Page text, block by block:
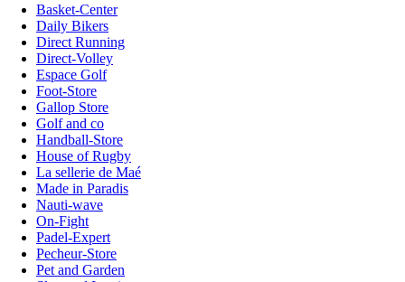
Basket-Center
Daily Bikers
Direct Running
Direct-Volley
Espace Golf
Foot-Store
Gallop Store
Golf and co
Handball-Store
House of Rugby
La sellerie de Maé
Made in Paradis
Nauti-wave
On-Fight
Padel-Expert
Pecheur-Store
Pet and Garden